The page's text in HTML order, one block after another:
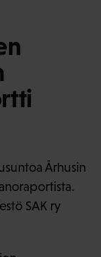
Århusin
SAK ry